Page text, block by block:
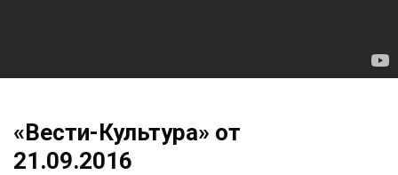
«Вести-Культура» от
21.09.2016